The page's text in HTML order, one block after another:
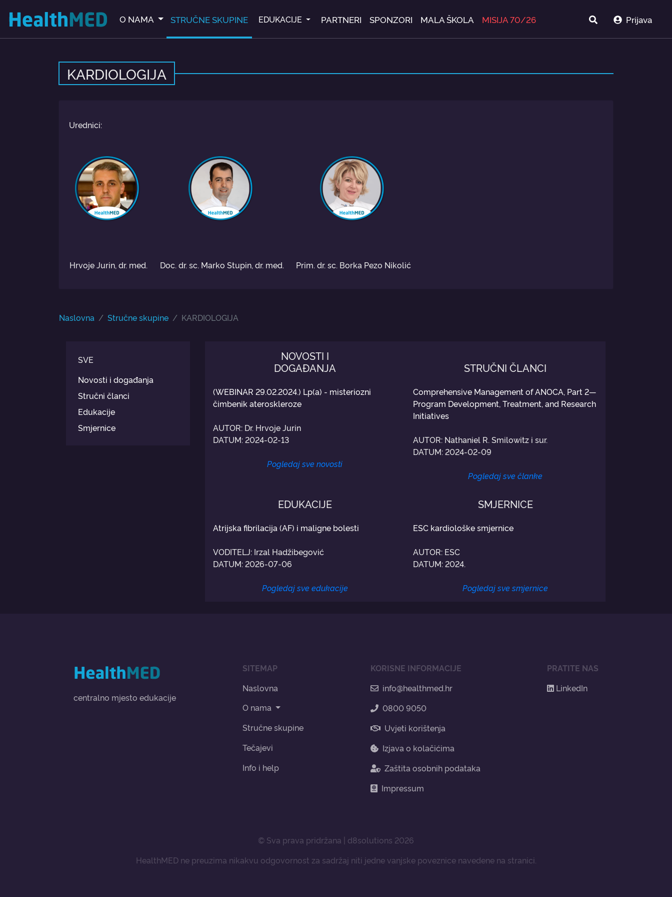
O NAMA STRUČNE SKUPINE EDUKACIJE PARTNERI SPONZORI MALA ŠKOLA MISIJA 70/26 Prijava
KARDIOLOGIJA
Urednici:
Hrvoje Jurin, dr. med. Doc. dr. sc. Marko Stupin, dr. med. Prim. dr. sc. Borka Pezo Nikolić
Naslovna Stručne skupine KARDIOLOGIJA
SVE
Novosti i događanja
Stručni članci
Edukacije
Smjernice
NOVOSTI I
DOGAĐANJA
(WEBINAR 29.02.2024.) Lp(a) - misteriozni
čimbenik ateroskleroze
AUTOR: Dr. Hrvoje Jurin
DATUM: 2024-02-13
Pogledaj sve novosti
STRUČNI ČLANCI
Comprehensive Management of ANOCA, Part 2—
Program Development, Treatment, and Research
Initiatives
AUTOR: Nathaniel R. Smilowitz i sur.
DATUM: 2024-02-09
Pogledaj sve članke
EDUKACIJE
Atrijska fibrilacija (AF) i maligne bolesti
VODITELJ: Irzal Hadžibegović
DATUM: 2026-07-06
Pogledaj sve edukacije
SMJERNICE
ESC kardiološke smjernice
AUTOR: ESC
DATUM: 2024.
Pogledaj sve smjernice
centralno mjesto edukacije
SITEMAP
Naslovna
O nama
Stručne skupine
Tečajevi
Info i help
KORISNE INFORMACIJE
info@healthmed.hr
0800 9050
Uvjeti korištenja
Izjava o kolačićima
Zaštita osobnih podataka
Impressum
PRATITE NAS
LinkedIn
© Sva prava pridržana | d8solutions 2026
HealthMED ne preuzima nikakvu odgovornost za sadržaj niti jedne vanjske poveznice navedene na stranici.